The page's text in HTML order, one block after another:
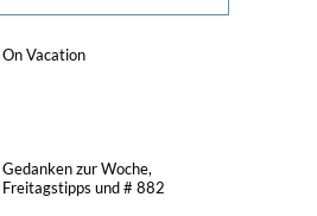
On Vacation
Gedanken zur Woche,
Freitagstipps und # 882